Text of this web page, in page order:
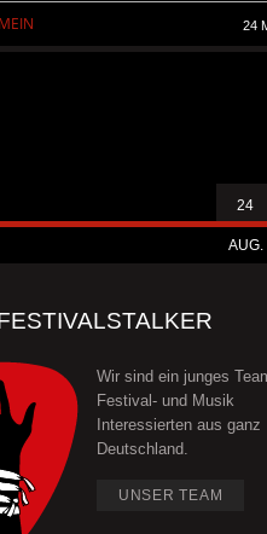
24
24
AUG.
Wir sind ein junges
Festival- und Musik
Interessierten aus ganz
Deutschland.
UNSER TEAM